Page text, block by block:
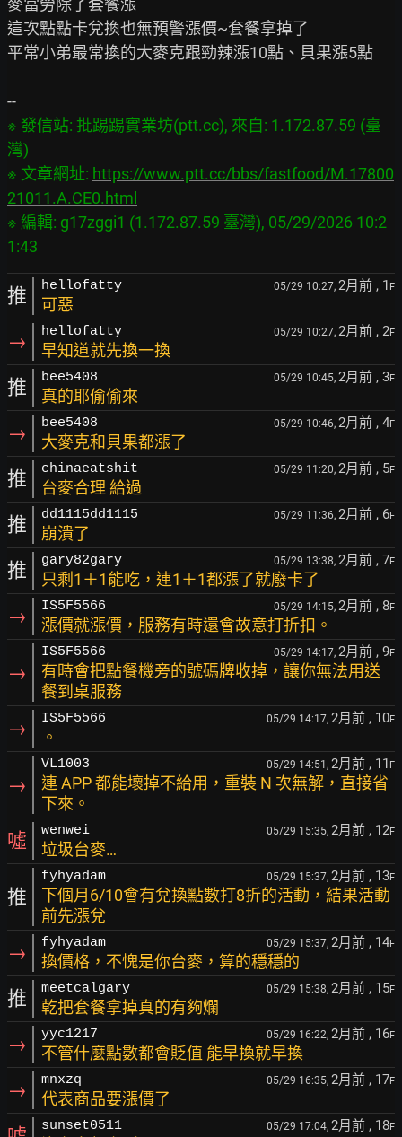
麥當勞除了套餐漲
這次點點卡兌換也無預警漲價~套餐拿掉了
平常小弟最常換的大麥克跟勁辣漲10點、貝果漲5點
※ 發信站: 批踢踢實業坊(ptt.cc), 來自: 1.172.87.59 (臺
灣)
※ 文章網址: https://www.ptt.cc/bbs/fastfood/M.17800
21011.A.CE0.html
※ 編輯: g17zggi1 (1.172.87.59 臺灣), 05/29/2026 10:2
推 hellofatty 05/29 10:27, 2月前 , 1 F
可惡
→ hellofatty 05/29 10:27, 2月前 , 2F
早知道就先換一換
推 bee5408 05/29 10:45, 2月前 , 3F
真的耶偷偷來
→ bee5408 05/29 10:46, 2月前 , 4F
大麥克和貝果都漲了
推 chinaeatshit 05/29 11:20, 2月前 , 5F
台麥合理 給過
推 dd1115dd1115 05/29 11:36, 2月前 , 6F
崩潰了
推 gary82gary 05/29 13:38, 2月前 , 7F
只剩1＋1能吃，連1＋1都漲了就廢卡了
→ IS5F5566 05/29 14:15, 2月前 , 8F
漲價就漲價，服務有時還會故意打折扣。
→
IS5F5566 05/29 14:17, 2月前 , 9F
有時會把點餐機旁的號碼牌收掉，讓你無法用送
餐到桌服務
→ IS5F5566 05/29 14:17, 2月前 , 10F
。
→
VL1003 05/29 14:51, 2月前 , 11 F
連 APP 都能壞掉不給用，重裝 N 次無解，直接省
下來。
噓 wenwei 05/29 15:35, 2月前 , 12F
垃圾台麥…
推
fyhyadam 05/29 15:37, 2月前 , 13F
下個月6/10會有兌換點數打8折的活動，結果活動
前先漲兌
→ fyhyadam 05/29 15:37, 2月前 , 14F
換價格，不愧是你台麥，算的穩穩的
推 meetcalgary 05/29 15:38, 2月前 , 15F
乾把套餐拿掉真的有夠爛
→ yyc1217 05/29 16:22, 2月前 , 16F
不管什麼點數都會貶值 能早換就早換
→ mnxzq 05/29 16:35, 2月前 , 17F
代表商品要漲價了
sunset0511 05/29 17:04, 2月前 , 18F